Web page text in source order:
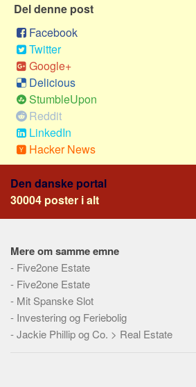
Job
Virksomhed
Investering
Pension og opsparing
Forbrug
Social sikring og sundhed
Transport
Alle
Aspekter
Køb og salg
Jura og regler
Skatter og afgifter
Statistik
Praktisk
Del denne post
Facebook
Twitter
Google+
Delicious
StumbleUpon
Reddit
LinkedIn
Hacker News
Den danske portal
30004 poster i alt
Mere om samme emne
- Five2one Estate
- Five2one Estate
- Mit Spanske Slot
- Investering og Feriebolig
-Jackie Phillip og Co. > Real Estate